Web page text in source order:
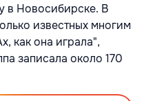
в Новосибирске. В
известных многим
как она играла",
записала около 170